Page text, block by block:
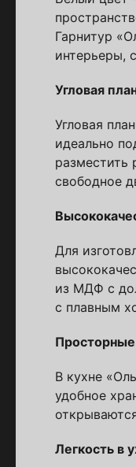
Гарнитур
интерьеры,
Угловая
Угловая
идеально
разместить
свободное
Для
из МДФ с
с плавным
В кухне
удобное
Легкость в